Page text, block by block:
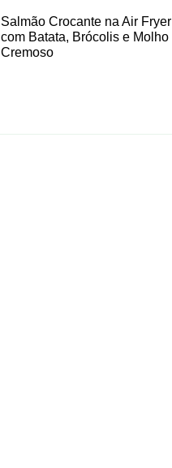
Salmão Crocante na Air Fryer
com Batata, Brócolis e Molho
Cremoso